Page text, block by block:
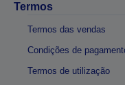
Termos
Termos das vendas
Condições de
Termos de utilização